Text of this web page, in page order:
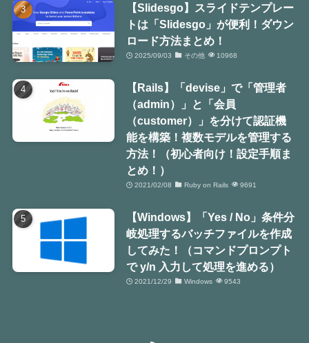
【Slidesgo】スライドテンプレー
トは「Slidesgo」が便利！ダウン
ロード方法まとめ！
2025/09/03 その他 10968
【Rails】「devise」で「管理者
（admin）」と「会員
（customer）」を分けて認証機
能を構築！複数モデルを管理する
方法！（初心者向け！設定手順ま
とめ！）
2021/02/08 Ruby on Rails 9691
【Windows】「Yes / No」条件分
岐処理するバッチファイルを作成
してみた！（コマンドプロンプト
で y/n 入力して処理を進める）
2021/12/29 Windows 9543